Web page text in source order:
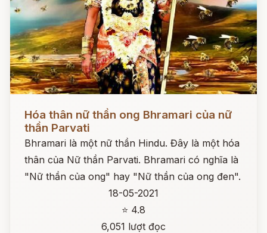
Hóa thân nữ thần ong Bhramari của nữ
thần Parvati
Bhramari là một nữ thần Hindu. Đây là một hóa
thân của Nữ thần Parvati. Bhramari có nghĩa là
"Nữ thần của ong" hay "Nữ thần của ong đen".
18-05-2021
⭐ 4.8
6,051 lượt đọc